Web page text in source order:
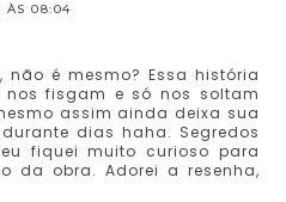
ÀS 08:04
é mesmo? Essa história
fisgam e só nos soltam
assim ainda deixa sua
dias haha. Segredos
fiquei muito curioso para
da obra. Adorei a resenha,